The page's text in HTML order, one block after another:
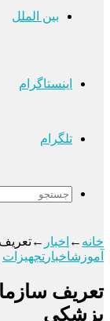
بین الملل
اینستاگرام
تلگرام
خانه ← اخبار ←
آموزشاخبار تجهیزات
تعریف
پزشکی